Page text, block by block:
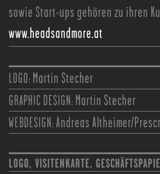
sowie Start-ups gehören zu ihren
www.headsandmore.at
LOGO: Martin Stecher
GRAPHIC DESIGN: Martin Stecher
WEBDESIGN:Andreas Altheimer/
LOGO, VISITENKARTE,